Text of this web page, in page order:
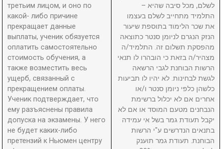
третьим лицом, и оно по
какой- либо причине
прекращает данные
выплаты, ученик обязуется
оплатить самостоятельно
стоимость обучения, а
также возместить весь
ущерб, связанный с
прекращением оплаты.
Ученик подтверждает, что
ему разъяснены правила
допуска на экзамены. У него
не будет каких-либо
претензий к Ньюмен центру
לשלם, מכל סיבה שהיא –
התלמיד מתחייב לשלם בעצמו
את שכר הלימוד בתוספת שיעור
הנזק הנגרם לניומן סנטר כתוצאה
מהפסקת תשלום זה. התלמיד/ה
מצהיר/ה בזאת כי הובהרו לו תנאי
הרשות הבוחנת לגבי הרשאה
לגשת לבחינות. לא יהיו לו תביעות
כלשהן כלפי ניומן סנטר ו/או
אחרים אם לא יכלול ברשימת
הנבחנים מטעם המוסד או אם לא
יקבל תעודת גמר בשל אי עמידה
בתנאים הנדרשים ע"י הרשות
הבוחנת. תעודת גמר תוענק